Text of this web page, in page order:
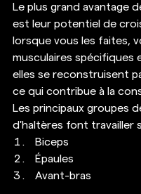
Le plus grand avantage
est leur potentiel de
lorsque vous les faites,
musculaires spécifiques
elles se reconstruisent
ce qui contribue à la
Les principaux groupes
d'haltères font travailler
Biceps
Épaules
Avant-bras